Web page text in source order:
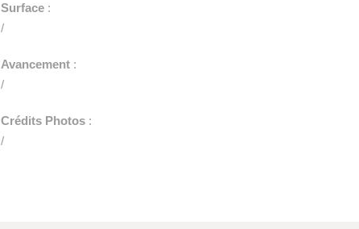
Surface:
/
Avancement:
/
Crédits Photos :
/